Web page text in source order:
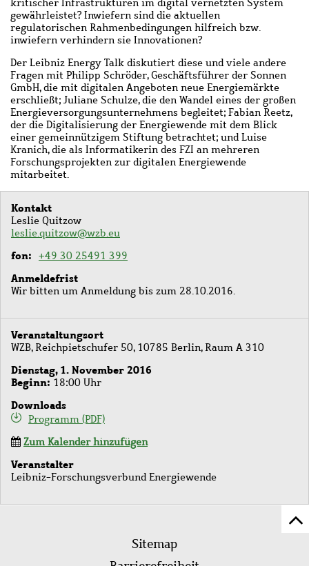
gewährleistet? Inwiefern sind die aktuellen
regulatorischen Rahmenbedingungen hilfreich bzw.
inwiefern verhindern sie Innovationen?
Der Leibniz Energy Talk diskutiert diese und viele andere
Fragen mit Philipp Schröder, Geschäftsführer der Sonnen
GmbH, die mit digitalen Angeboten neue Energiemärkte
erschließt; Juliane Schulze, die den Wandel eines der großen
Energieversorgungsunternehmens begleitet; Fabian Reetz,
der die Digitalisierung der Energiewende mit dem Blick
einer gemeinnützigem Stiftung betrachtet; und Luise
Kranich, die als Informatikerin des FZI an mehreren
Forschungsprojekten zur digitalen Energiewende
mitarbeitet.
Kontakt
Leslie Quitzow
leslie.quitzow@wzb.eu
fon +49 30 25491 399
Anmeldefrist
Wir bitten um Anmeldung bis zum 28.10.2016.
Veranstaltungsort
WZB, Reichpietschufer 50, 10785 Berlin, Raum A 310
Dienstag, 1. November 2016
Beginn 18:00 Uhr
Downloads
Programm (PDF)
Zum Kalender hinzufügen
Veranstalter
Leibniz-Forschungsverbund Energiewende
Fußleistenmenü
Sitemap